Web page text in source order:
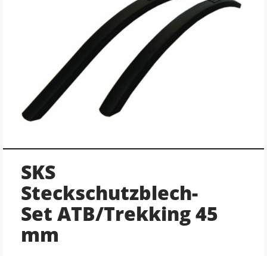
SKS
Steckschutzblech-
Set ATB/Trekking 45
mm